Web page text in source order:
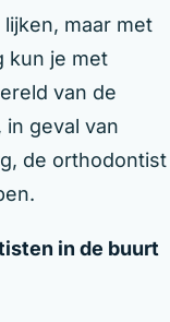
maar met
kun je met
van de
geval van
de orthodontist
in de buurt